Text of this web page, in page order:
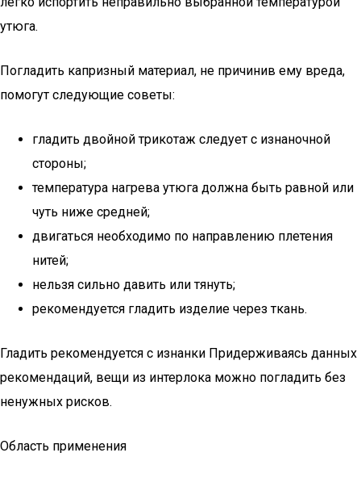
утюга.
Погладить капризный материал, не причинив ему вреда,
помогут следующие советы:
гладить двойной трикотаж следует с изнаночной
стороны;
температура нагрева утюга должна быть равной или
чуть ниже средней;
двигаться необходимо по направлению плетения
нитей;
нельзя сильно давить или тянуть;
рекомендуется гладить изделие через ткань.
Гладить рекомендуется с изнанки Придерживаясь данных
рекомендаций, вещи из интерлока можно погладить без
ненужных рисков.
Область применения